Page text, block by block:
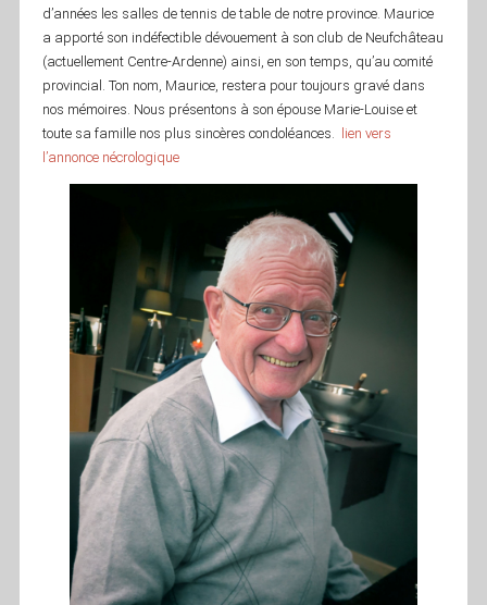
d’années les salles de tennis de table de notre province. Maurice
a apporté son indéfectible dévouement à son club de Neufchâteau
(actuellement Centre-Ardenne) ainsi, en son temps, qu’au comité
provincial. Ton nom, Maurice, restera pour toujours gravé dans
nos mémoires. Nous présentons à son épouse Marie-Louise et
toute sa famille nos plus sincères condoléances.
lien vers
l’annonce nécrologique